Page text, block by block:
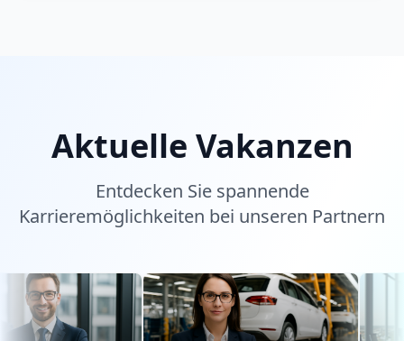
Aktuelle Vakanzen
Entdecken Sie spannende
Karrieremöglichkeiten bei unseren Partnern